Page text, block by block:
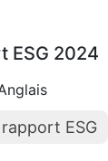
ESG 2024
ESG